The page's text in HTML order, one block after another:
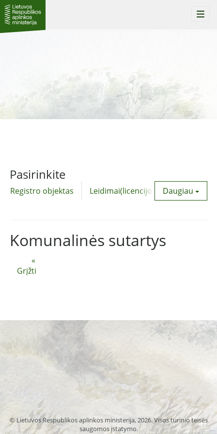
Pasirinkite
Registro objektas Leidimai(licencijos) Daugiau
«
Grįžti
Komunalinės sutartys
© Lietuvos Respublikos aplinkos ministerija, 2026. Visos turinio teisės
saugomos įstatymo.